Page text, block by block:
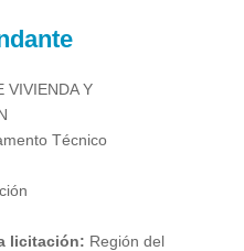
VIVIENDA Y
Técnico
licitación: Región del